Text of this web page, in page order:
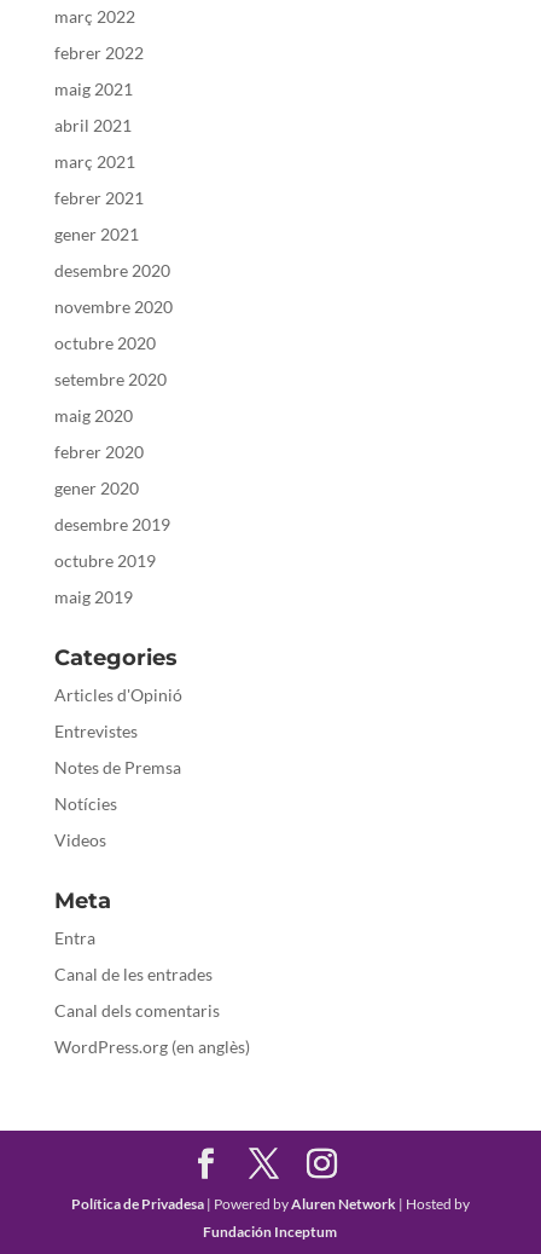
març 2022
febrer 2022
maig 2021
abril 2021
març 2021
febrer 2021
gener 2021
desembre 2020
novembre 2020
octubre 2020
setembre 2020
maig 2020
febrer 2020
gener 2020
desembre 2019
octubre 2019
maig 2019
Categories
Articles d'Opinió
Entrevistes
Notes de Premsa
Notícies
Videos
Meta
Entra
Canal de les entrades
Canal dels comentaris
WordPress.org (en anglès)
Política de Privadesa| Powered byAluren Network| Hosted by
Fundación Inceptum